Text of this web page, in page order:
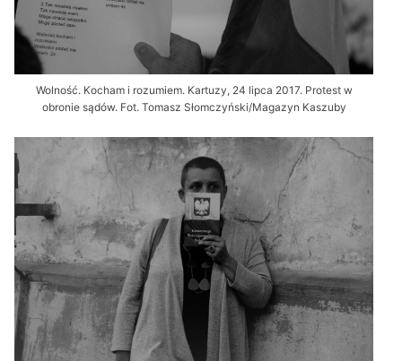
Wolność. Kocham i rozumiem. Kartuzy, 24 lipca 2017. Protest w
obronie sądów. Fot. Tomasz Słomczyński/Magazyn Kaszuby